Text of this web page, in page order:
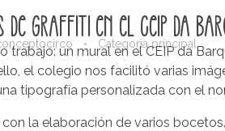
Categoría principal
graffiti en el CEIP da
trabajo: un mural en el CEIP da
el colegio nos facilitó varias
tipografía personalizada con el
la elaboración de varios